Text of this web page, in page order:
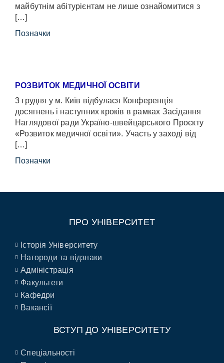
майбутнім абітурієнтам не лише ознайомитися з
[…]
Позначки
РОЗВИТОК МЕДИЧНОЇ ОСВІТИ
3 грудня у м. Київ відбулася Конференція
досягнень і наступних кроків в рамках Засідання
Наглядової ради Україно-швейцарського Проєкту
«Розвиток медичної освіти». Участь у заході від
[…]
Позначки
ПРО УНІВЕРСИТЕТ
Історія Університету
Нагороди та відзнаки
Адміністрація
Факультети
Кафедри
Вакансії
ВСТУП ДО УНІВЕРСИТЕТУ
Спеціальності